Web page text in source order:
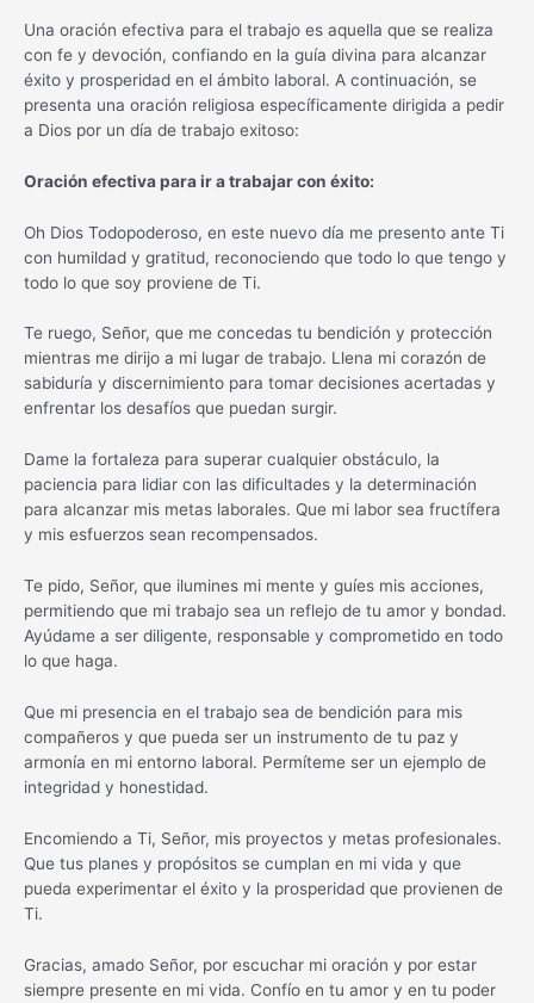
Una oración efectiva para el trabajo es aquella que se realiza
con fe y devoción, confiando en la guía divina para alcanzar
éxito y prosperidad en el ámbito laboral. A continuación, se
presenta una oración religiosa específicamente dirigida a pedir
a Dios por un día de trabajo exitoso:
Oración efectiva para ir a trabajar con éxito:
Oh Dios Todopoderoso, en este nuevo día me presento ante Ti
con humildad y gratitud, reconociendo que todo lo que tengo y
todo lo que soy proviene de Ti.
Te ruego, Señor, que me concedas tu bendición y protección
mientras me dirijo a mi lugar de trabajo. Llena mi corazón de
sabiduría y discernimiento para tomar decisiones acertadas y
enfrentar los desafíos que puedan surgir.
Dame la fortaleza para superar cualquier obstáculo, la
paciencia para lidiar con las dificultades y la determinación
para alcanzar mis metas laborales. Que mi labor sea fructífera
y mis esfuerzos sean recompensados.
Te pido, Señor, que ilumines mi mente y guíes mis acciones,
permitiendo que mi trabajo sea un reflejo de tu amor y bondad.
Ayúdame a ser diligente, responsable y comprometido en todo
lo que haga.
Que mi presencia en el trabajo sea de bendición para mis
compañeros y que pueda ser un instrumento de tu paz y
armonía en mi entorno laboral. Permíteme ser un ejemplo de
integridad y honestidad.
Encomiendo a Ti, Señor, mis proyectos y metas profesionales.
Que tus planes y propósitos se cumplan en mi vida y que
pueda experimentar el éxito y la prosperidad que provienen de
Ti.
Gracias, amado Señor, por escuchar mi oración y por estar
siempre presente en mi vida. Confío en tu amor y en tu poder